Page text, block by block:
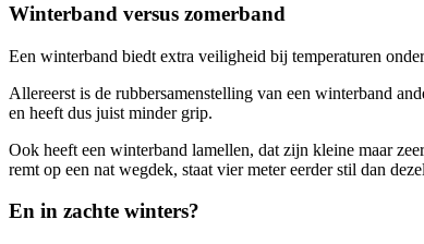
Winterband versus zomerband
Een winterband biedt extra veiligheid bij temperaturen
Allereerst is de rubbersamenstelling van een winterband
en heeft dus juist minder grip.
Ook heeft een winterband lamellen, dat zijn kleine maar
remt op een nat wegdek, staat vier meter eerder stil dan
En in zachte winters?